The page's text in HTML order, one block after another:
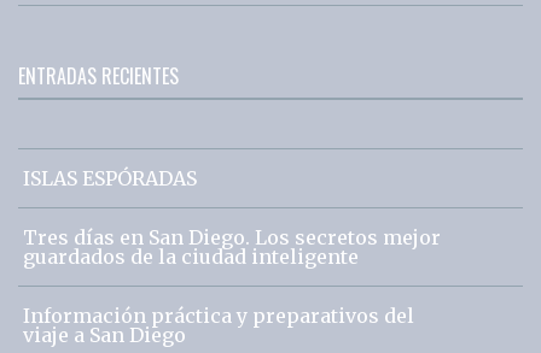
ENTRADAS RECIENTES
ISLAS ESPÓRADAS
Tres días en San Diego. Los secretos mejor
guardados de la ciudad inteligente
Información práctica y preparativos del
viaje a San Diego